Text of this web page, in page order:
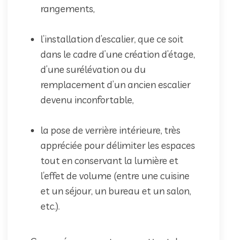
rangements,
l’installation d’escalier, que ce soit
dans le cadre d’une création d’étage,
d’une surélévation ou du
remplacement d’un ancien escalier
devenu inconfortable,
la pose de verrière intérieure, très
appréciée pour délimiter les espaces
tout en conservant la lumière et
l’effet de volume (entre une cuisine
et un séjour, un bureau et un salon,
etc.).